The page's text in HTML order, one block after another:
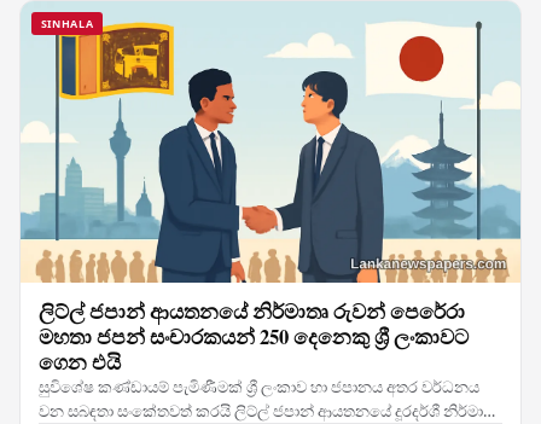
SINHALA
ලිට්ල් ජපාන් ආයතනයේ නිර්මාතෘ රුවන් පෙරේරා
මහතා ජපන් සංචාරකයන් 250 දෙනෙකු ශ්‍රී ලංකාවට
ගෙන එයි
සුවිශේෂ කණ්ඩායම් පැමිණීමක් ශ්‍රී ලංකාව හා ජපානය අතර වර්ධනය
වන සබඳතා සංකේතවත් කරයි ලිට්ල් ජපාන් ආයතනයේ දූරදර්ශී නිර්මාතෘ